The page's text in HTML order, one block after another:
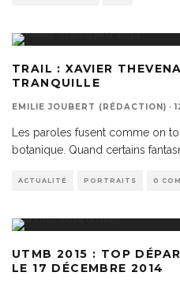
TRAIL : XAVIER
TRANQUILLE
EMILIE JOUBERT (RÉDACTION) ·
Les paroles fusent comme on
botanique. Quand certains
ACTUALITÉ PORTRAITS 0
UTMB 2015 : TOP
LE 17 DÉCEMBRE 2014